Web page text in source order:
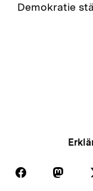
Zur
Demokratie
Folgen
Auf
Folgen